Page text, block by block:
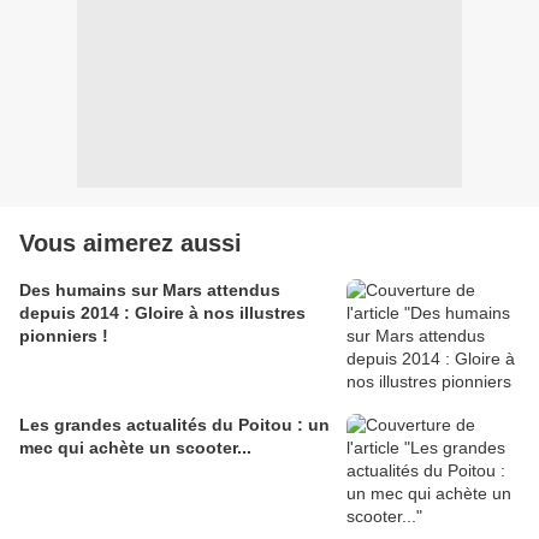
Vous aimerez aussi
Des humains sur Mars attendus
depuis 2014 : Gloire à nos illustres
pionniers !
Les grandes actualités du Poitou : un
mec qui achète un scooter...